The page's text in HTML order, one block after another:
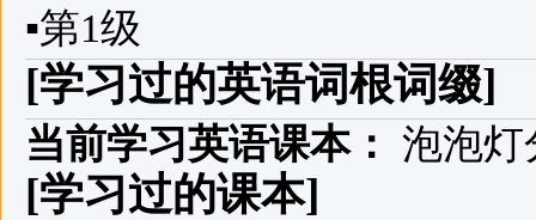
▪第1级
[学习过的英语词根词缀]
当前学习英语课本： 泡泡灯
[学习过的课本]